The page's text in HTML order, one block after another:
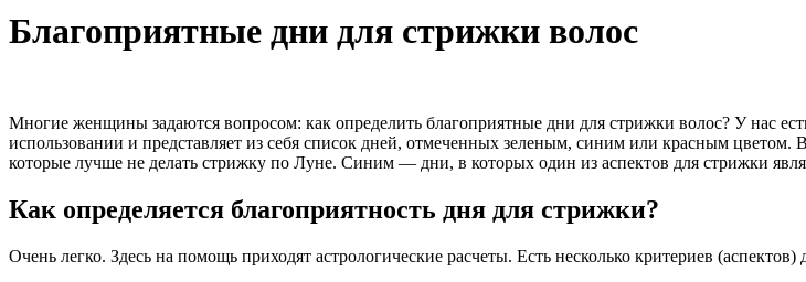
Благоприятные дни для стрижки волос
Многие женщины задаются вопросом: как определить благоприятные дни для стрижки волос? У нас
использовании и представляет из себя список дней, отмеченных зеленым, синим или красным
которые лучше не делать стрижку по Луне. Синим — дни, в которых один из аспектов для стрижки
Как определяется благоприятность дня для стрижки?
Очень легко. Здесь на помощь приходят астрологические расчеты. Есть несколько критериев